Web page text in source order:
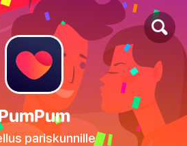
pariskunnille